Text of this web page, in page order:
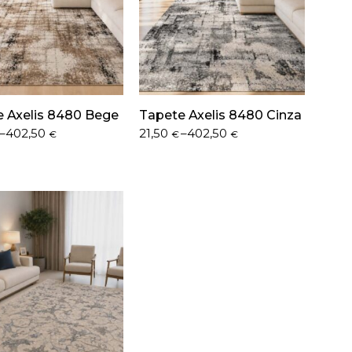
Axelis 8480 Bege
–402,50€
Tapete Axelis 8480 Cinza
21,50 €–402,50€
Price